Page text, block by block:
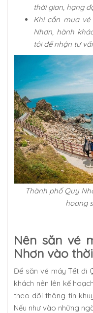
thời gian, hạng
Khi cần mua
Nhơn, hành
tôi để nhận tư
Thành phố Quy
hoang
Nên săn vé
Nhơn vào
Để săn vé máy Tết đi
khách nên lên kế
theo dõi thông tin
Nếu như vào những